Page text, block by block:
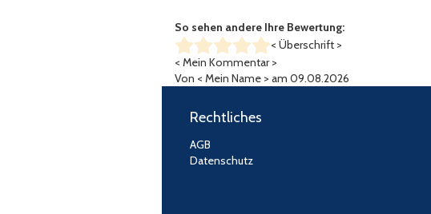
So sehen andere Ihre Bewertung:
< Überschrift >
< Mein Kommentar >
Von < Mein Name > am 09.08.2026
Rechtliches
AGB
Datenschutz